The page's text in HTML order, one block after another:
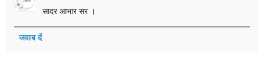
सादर आभार सर ।
जवाब दें